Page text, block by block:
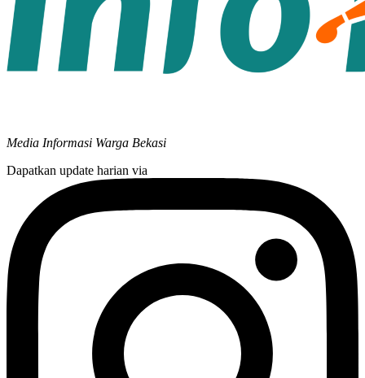
Media Informasi Warga Bekasi
Dapatkan update harian via